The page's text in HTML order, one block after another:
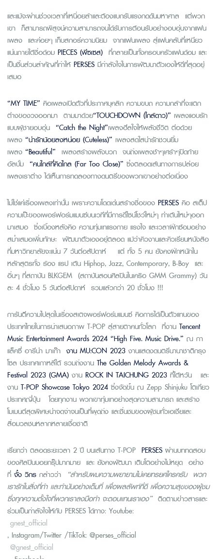
และแม้จะผ่านช่วงเวลาที่เหนื่อยล้าและต้องแบกรับแรงกดดันมหาศาล แต่พวก
เขา ก็สามารถพิสูจน์ความสามารถจนได้รับการต้อนรับอย่างอบอุ่นจากแฟน
เพลง และค่อยๆ เก็บสกอร์ความนิยม จากแฟนเพลง สู่แฟนคลับที่เหนียว
แน่นภายใต้ชื่อด้อม PIECES (พีซเซส) ที่กลายเป็นทั้งครอบครัวแฟนด้อม และ
เป็นชิ้นส่วนสำคัญที่ทำให้PERSES มีกำลังใจในการพัฒนาตัวเองให้ดีที่สุดอยู่
เสมอ
“MY TIME” คือเพลงเปิดตัวที่ประกาศบุคลิก ความขบถ ความกล้าที่จะแตก
ต่างของวงออกมา ตามมาด้วย“TOUCHDOWN (ใกล้ดาว)” เพลงแอบรัก
แบบผู้ชายอบอุ่น “Catch the Night”เพลงฮีลใจให้พลังชีวิต ต่อด้วย
เพลง “น่ารักน้อยลงหน่อย (Cuteless)” เพลงสดใสน่ารักชวนยิ้ม
เพลง “Beautiful” เพลงสร้างพลังบวก จนถึงเพลงช้าๆเศร้าๆปิดท้าย
อัลบั้ม “คนใกล้ที่คิดไกล (Far Too Close)” ซึ่งตลอดเส้นทางการปล่อย
เพลงเราต่าง ได้เห็นการทดลองทางดนตรีของพวกเขาอย่างต่อเนื่อง
ไม่ใช่แค่เรื่องเพลงเท่านั้น เพราะความโดดเด่นสร้างชื่อของ PERSES คือ สเต็ป
ความเป๊ะของเพอร์ฟอร์มแมนซ์บนเวทีที่มีการดีไซน์โชว์ใหม่ๆ ท่าเต้นใหม่ๆออก
มาเสมอ ซึ่งเบื้องหลังคือ ความทุ่มเทแรงกาย แรงใจ และเวลาฝึกซ้อมอย่าง
สม่ำเสมอเพิ่มทักษะ พัฒนาตัวเองอยู่ตลอด แม้ว่าคิวงานและคิวเรียนหนังสือ
ที่มหาวิทยาลัยจะแน่น 7 วันต่อสัปดาห์ แต่ ทั้ง 5 คน ยังคงฝึกหนักใน
หลักสูตรทั้ง ร้อง แรป เต้น Hiphop, Jazz, Contemporary, B-Boy และ
อื่นๆ ที่สถาบัน BLKGEM (สถาบันสอนศิลปินในเครือ GMM Grammy) วัน
ละ 4 ชั่วโมง 5 วันต่อสัปดาห์ รวมแล้วกว่า 20 ชั่วโมง !!!
การันตีความไปสุดในเรื่องสเตจพอร์ฟอร์มแมนซ์ คือการได้เป็นตัวแทนของ
ประเทศไทยในการนำเสนอภาพ T-POP สู่สายตาคนทั่วโลก ที่งาน Tencent
Music Entertainment Awards 2024 “High Five. Music Drive.” ณ กา
แล็คซี่ อารีน่า มาเก๊า งาน MU:CON 2023 งานแสดงดนตรีนานาชาติกรุง
โซล ประเทศเกาหลีใต้ รวมถึงงาน The Golden Melody Awards &
Festival 2023 (GMA) งาน ROCK IN TAICHUNG 2023 ที่ไต้หวัน และ
งาน T-POP Showcase Tokyo 2024 ซึ่งจัดขึ้น ณ Zepp Shinjuku โตเกียว
ประเทศญี่ปุ่น โดยทุกงาน พวกเขาทุ่มเทอย่างสุดความสามารถ และสร้าง
โมเมนต์สุดพิเศษน่าจดจำจนเป็นที่พูดถึง และชื่นชมของผู้ชมทั่วเอเชียและ
สื่อมวลชนหลากหลายเชื้อชาติ
เรียกว่า ตลอดระยะเวลา 2 ปี บนเส้นทาง T-POP PERSES ผ่านบททดสอบ
ของศิลปินบอยกรุ๊ปมากมาย และ ยังคงพัฒนา เติบโตอย่างไม่หยุด อย่าง
ที่ จั๋ง วิกร กล่าวว่า “สำหรับผมความพยายามไม่เคยทรยศใครครับ พวก
เรารักในสิ่งที่ทำ เเละทำมันอย่างเต็มที่ เพื่อผลลัพท์ที่ดี เพื่อความสุขของผู้ชม
ซึ่งทุกความตั้งใจที่พวกเราลงมือทำ จะตอบเเทนเราเอง” ติดตามข่าวสารและ
ร่วมเป็นกำลังใจให้กับ PERSES ได้ทาง: Youtube:
gnest_official
, Instagram/Twitter /TikTok: @perses_official
@gnest_official